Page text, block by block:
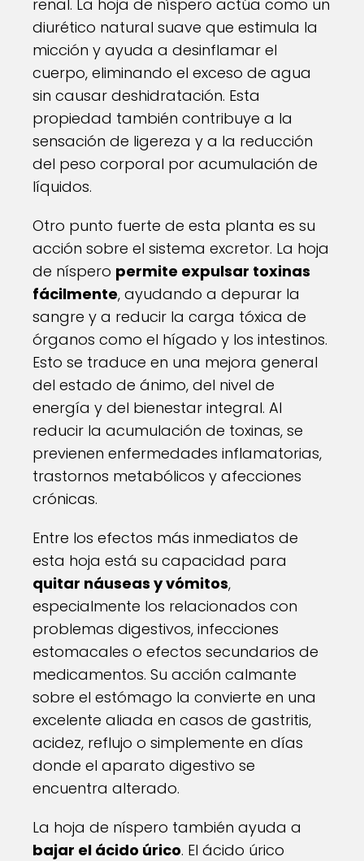
renal. La hoja de níspero actúa como un
diurético natural suave que estimula la
micción y ayuda a desinflamar el
cuerpo, eliminando el exceso de agua
sin causar deshidratación. Esta
propiedad también contribuye a la
sensación de ligereza y a la reducción
del peso corporal por acumulación de
líquidos.
Otro punto fuerte de esta planta es su
acción sobre el sistema excretor. La hoja
de níspero permite expulsar toxinas
fácilmente, ayudando a depurar la
sangre y a reducir la carga tóxica de
órganos como el hígado y los intestinos.
Esto se traduce en una mejora general
del estado de ánimo, del nivel de
energía y del bienestar integral. Al
reducir la acumulación de toxinas, se
previenen enfermedades inflamatorias,
trastornos metabólicos y afecciones
crónicas.
Entre los efectos más inmediatos de
esta hoja está su capacidad para
quitar náuseas y vómitos,
especialmente los relacionados con
problemas digestivos, infecciones
estomacales o efectos secundarios de
medicamentos. Su acción calmante
sobre el estómago la convierte en una
excelente aliada en casos de gastritis,
acidez, reflujo o simplemente en días
donde el aparato digestivo se
encuentra alterado.
La hoja de níspero también ayuda a
bajar el ácido úrico. El ácido úrico